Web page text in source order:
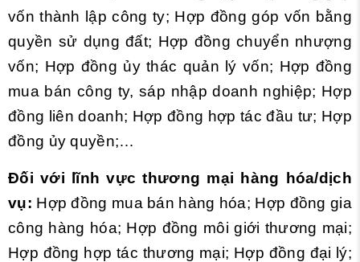
vốn thành lập công ty; Hợp đồng góp vốn bằng
quyền sử dụng đất; Hợp đồng chuyển nhượng
vốn; Hợp đồng ủy thác quản lý vốn; Hợp đồng
mua bán công ty, sáp nhập doanh nghiệp; Hợp
đồng liên doanh; Hợp đồng hợp tác đầu tư; Hợp
đồng ủy quyền;…
Đối với lĩnh vực thương mại hàng hóa/dịch
vụ: Hợp đồng mua bán hàng hóa; Hợp đồng gia
công hàng hóa; Hợp đồng môi giới thương mại;
Hợp đồng hợp tác thương mại; Hợp đồng đại lý;